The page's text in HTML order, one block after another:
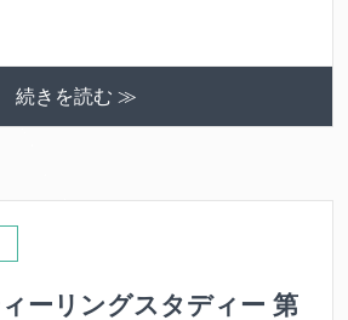
続きを読む ≫
ーリングスタディー 第